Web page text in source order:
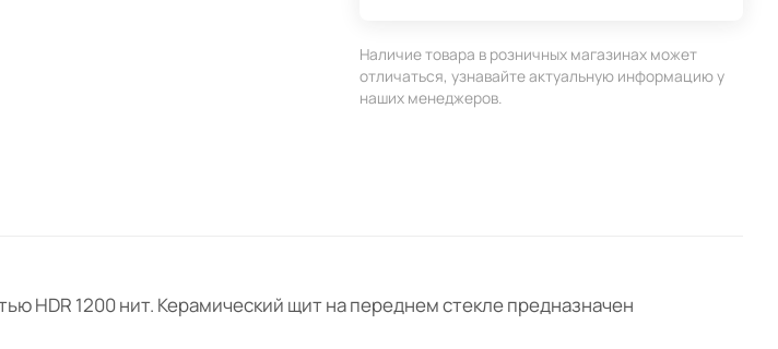
Наличие товара в розничных магазинах может
отличаться, узнавайте актуальную информацию у
наших менеджеров.
HDR 1200 нит. Керамический щит на переднем стекле предназначен